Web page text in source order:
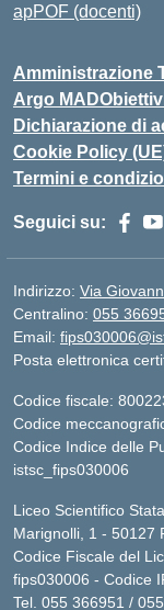
apPOF (docenti)
Amministrazione
Argo MAD
Dichiarazione di
Cookie Policy
Termini e
Seguici su:
Indirizzo: Via
Centralino: 055
Email:
Posta elettronica
Codice fiscale:
Codice
Codice Indice delle
istsc_fips030006
Liceo Scientifico
Marignolli, 1 - 50127
Codice Fiscale del
fips030006 - Codice
Tel. 055 366951 /